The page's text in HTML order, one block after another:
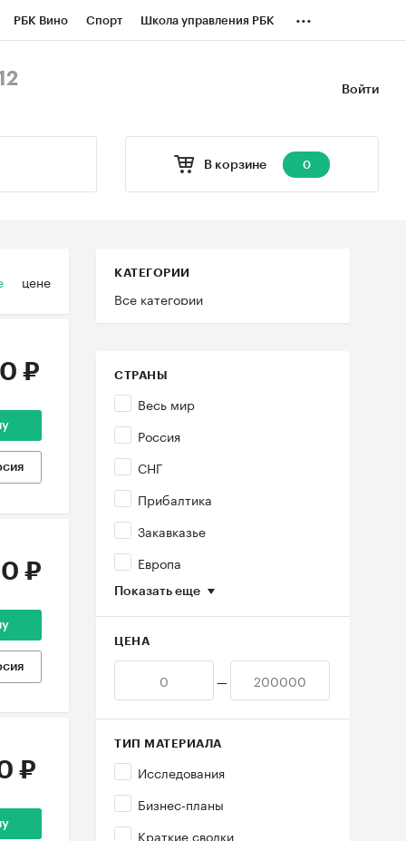
РБК Вино Спорт Школа управления РБК ...
Войти
В корзине 0
цене КАТЕГОРИИ
Все категории
СТРАНЫ
Весь мир
Россия
СНГ
Прибалтика
Закавказье
Европа
Показать еще
ЦЕНА
—
ТИП МАТЕРИАЛА
Исследования
Бизнес-планы
Краткие сводки
₽
₽
₽